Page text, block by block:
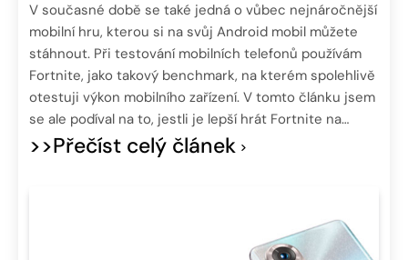
V současné době se také jedná o vůbec nejnáročnější
mobilní hru, kterou si na svůj Android mobil můžete
stáhnout. Při testování mobilních telefonů používám
Fortnite, jako takový benchmark, na kterém spolehlivě
otestuji výkon mobilního zařízení. V tomto článku jsem
se ale podíval na to, jestli je lepší hrát Fortnite na…
>>Přečíst celý článek